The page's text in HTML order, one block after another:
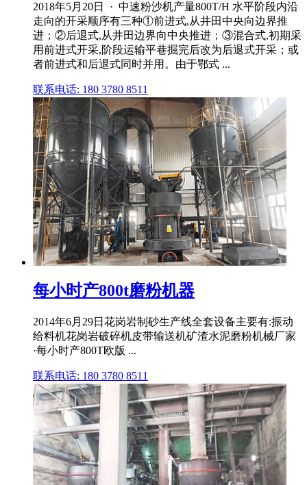
2018年5月20日 · 中速粉沙机产量800T/H 水平阶段内沿
走向的开采顺序有三种①前进式,从井田中央向边界推
进；②后退式,从井田边界向中央推进；③混合式,初期采
用前进式开采,阶段运输平巷掘完后改为后退式开采；或
者前进式和后退式同时并用。由于鄂式 ...
联系电话: 180 3780 8511
每小时产800t磨粉机器
2014年6月29日花岗岩制砂生产线全套设备主要有:振动
给料机花岗岩破碎机皮带输送机矿渣水泥磨粉机械厂家
·每小时产800T欧版 ...
联系电话: 180 3780 8511